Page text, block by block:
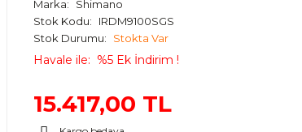
Marka
Shimano
Stok Kodu
IRDM9100SGS
Stok Durumu
Stokta Var
Havale ile %5 Ek İndirim !
15.417,00 TL